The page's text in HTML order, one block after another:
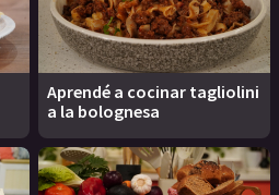
Aprendé a cocinar tagliolini
a la bolognesa